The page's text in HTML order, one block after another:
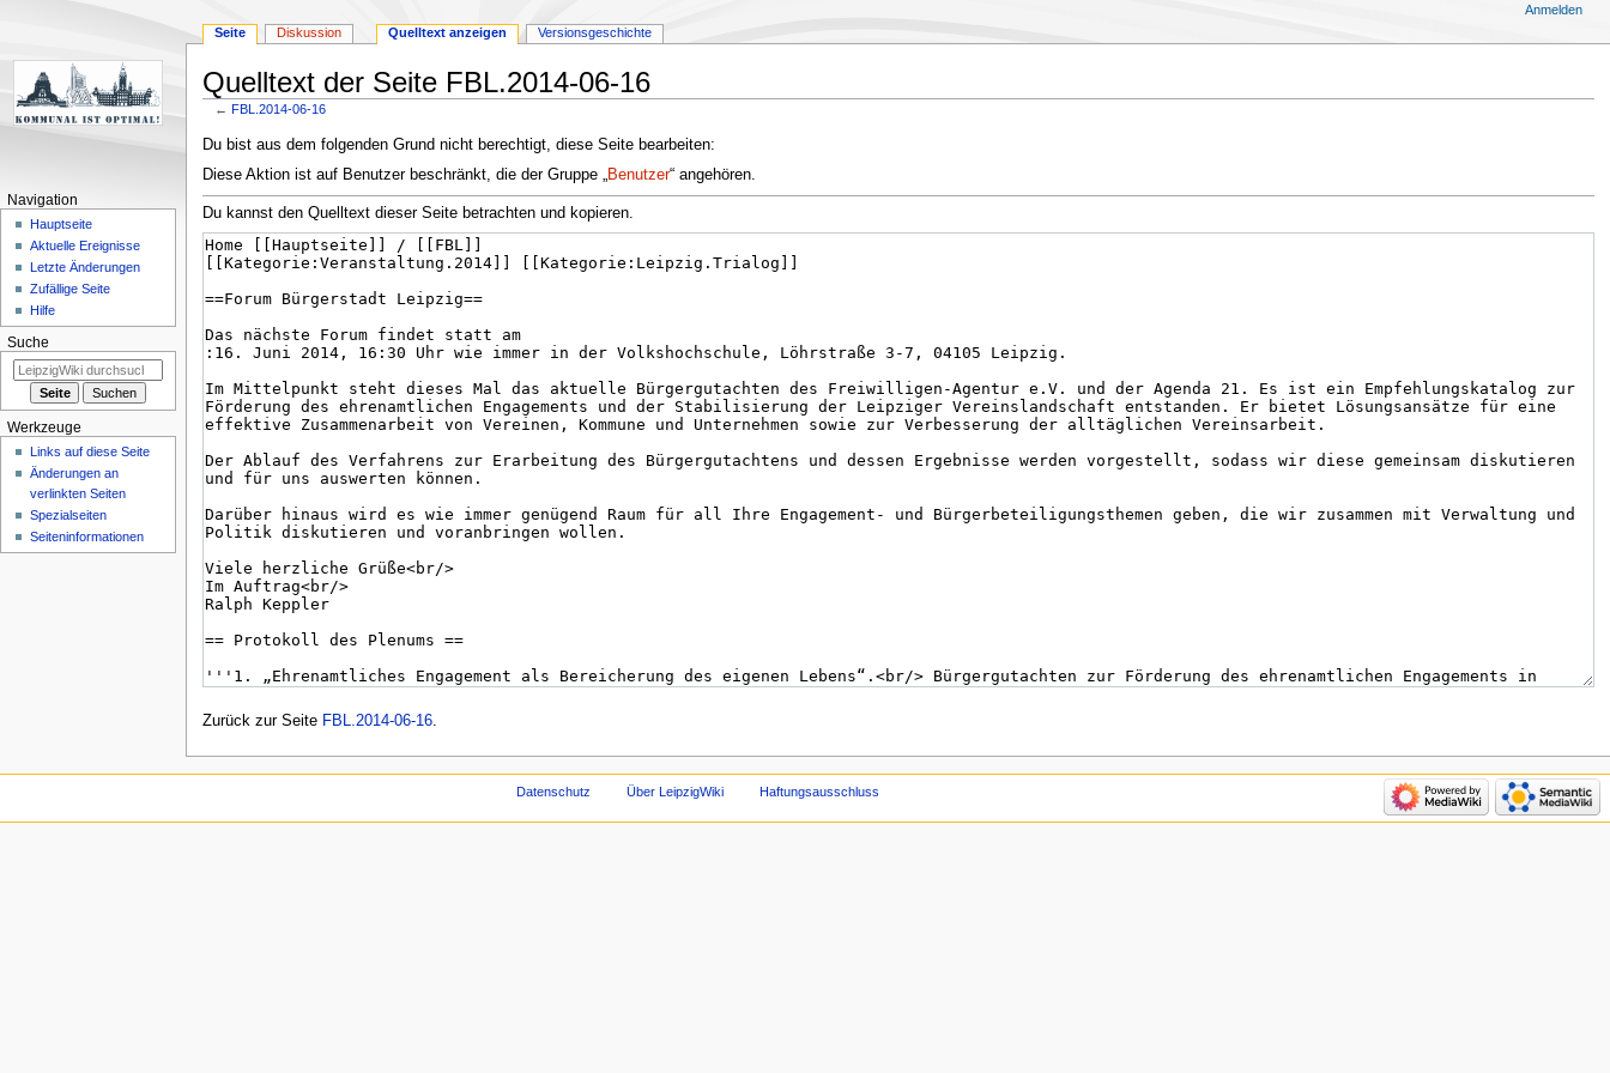
Quelltext der Seite FBL.2014-06-16
← FBL.2014-06-16
Zur
Navigation
Zur
Suche
Du bist aus dem folgenden Grund nicht berechtigt, diese Seite bearbeiten:
Diese Aktion ist auf Benutzer beschränkt, die der Gruppe „Benutzer“ angehören.
Du kannst den Quelltext dieser Seite betrachten und kopieren.
Zurück zur Seite FBL.2014-06-16.
Seite Diskussion Quelltext anzeigen Versionsgeschichte
Anmelden
Navigation
Hauptseite
Aktuelle Ereignisse
Letzte Änderungen
Zufällige Seite
Hilfe
Suche
Werkzeuge
Links auf diese Seite
Änderungen an
verlinkten Seiten
Spezialseiten
Seiten­informationen
Datenschutz Über LeipzigWiki Haftungsausschluss